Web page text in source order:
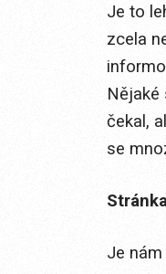
Je to
zcela
Nějaké
čekal,
se
Je